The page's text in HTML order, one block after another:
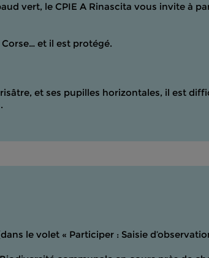
vert, le CPIE A Rinascita vous invite à
Corse… et il est protégé.
et ses pupilles horizontales, il est
le volet « Participer : Saisie